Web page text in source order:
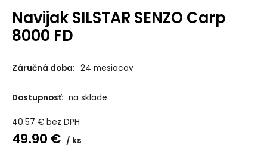
Navijak SILSTAR SENZO Carp
8000 FD
Záručná doba: 24 mesiacov
Dostupnosť: na sklade
40.57 € bez DPH
49.90 € ks